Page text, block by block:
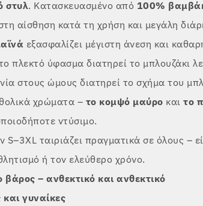
στυλ. Κατασκευασμένο από 100%
αίσθηση κατά τη χρήση και μεγάλη
εξασφαλίζει μέγιστη άνεση και
πλεκτό ύφασμα διατηρεί το μπλουζάκι
στους ώμους διατηρεί το σχήμα του
χρώματα – το κομψό μαύρο και το
ντύσιμο.
S–3XL ταιριάζει πραγματικά σε όλους –
ή τον ελεύθερο χρόνο.
– ανθεκτικό και ανθεκτικό
γυναίκες